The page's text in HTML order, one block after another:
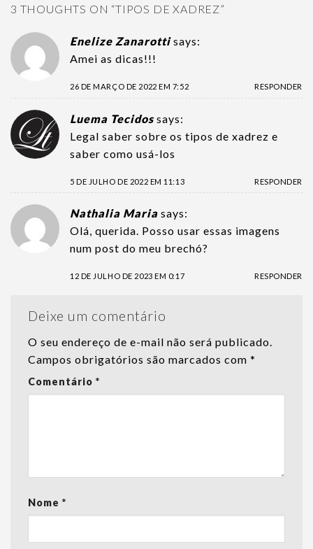
3 THOUGHTS ON “TIPOS DE XADREZ”
Enelize Zanarotti says:
Amei as dicas!!!
26 DE MARÇO DE 2022 EM 7:52 RESPONDER
Luema Tecidos says:
Legal saber sobre os tipos de xadrez e
saber como usá-los
5 DE JULHO DE 2022 EM 11:13 RESPONDER
Nathalia Maria says:
Olá, querida. Posso usar essas imagens
num post do meu brechó?
12 DE JULHO DE 2023 EM 0:17 RESPONDER
Deixe um comentário
O seu endereço de e-mail não será publicado.
Campos obrigatórios são marcados com *
Comentário *
Nome *